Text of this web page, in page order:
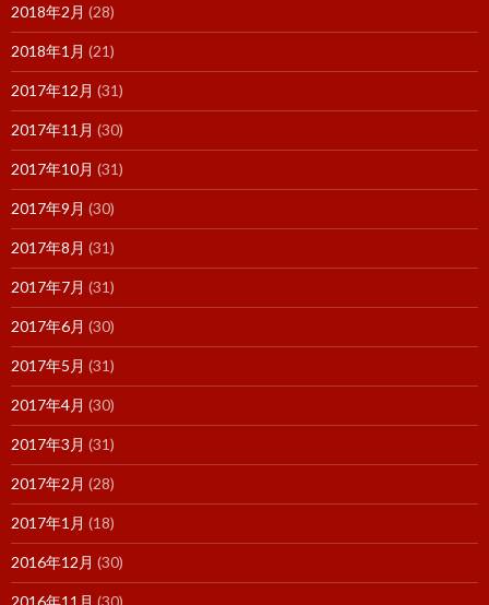
2018年2月 (28)
2018年1月 (21)
2017年12月 (31)
2017年11月 (30)
2017年10月 (31)
2017年9月 (30)
2017年8月 (31)
2017年7月 (31)
2017年6月 (30)
2017年5月 (31)
2017年4月 (30)
2017年3月 (31)
2017年2月 (28)
2017年1月 (18)
2016年12月 (30)
2016年11月 (30)